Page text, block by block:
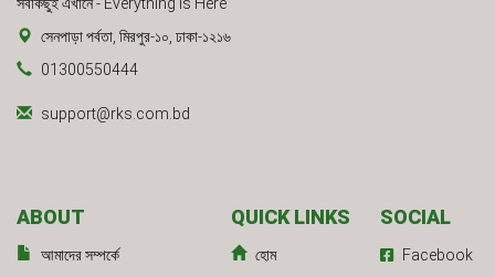
সেনপাড়া পর্বতা, মিরপুর-১০, ঢাকা-১২১৬
01300550444
support@rks.com.bd
ABOUT
আমাদের সম্পর্কে
QUICK LINKS
হোম
SOCIAL
Facebook